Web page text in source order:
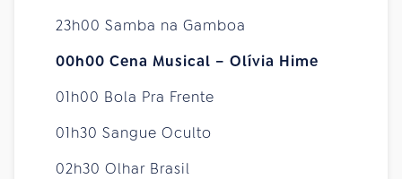
23h00 Samba na Gamboa
00h00 Cena Musical – Olívia Hime
01h00 Bola Pra Frente
01h30 Sangue Oculto
02h30 Olhar Brasil